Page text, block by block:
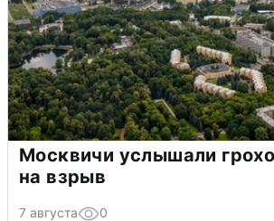
Москвичи услышали
на взрыв
7 августа 0